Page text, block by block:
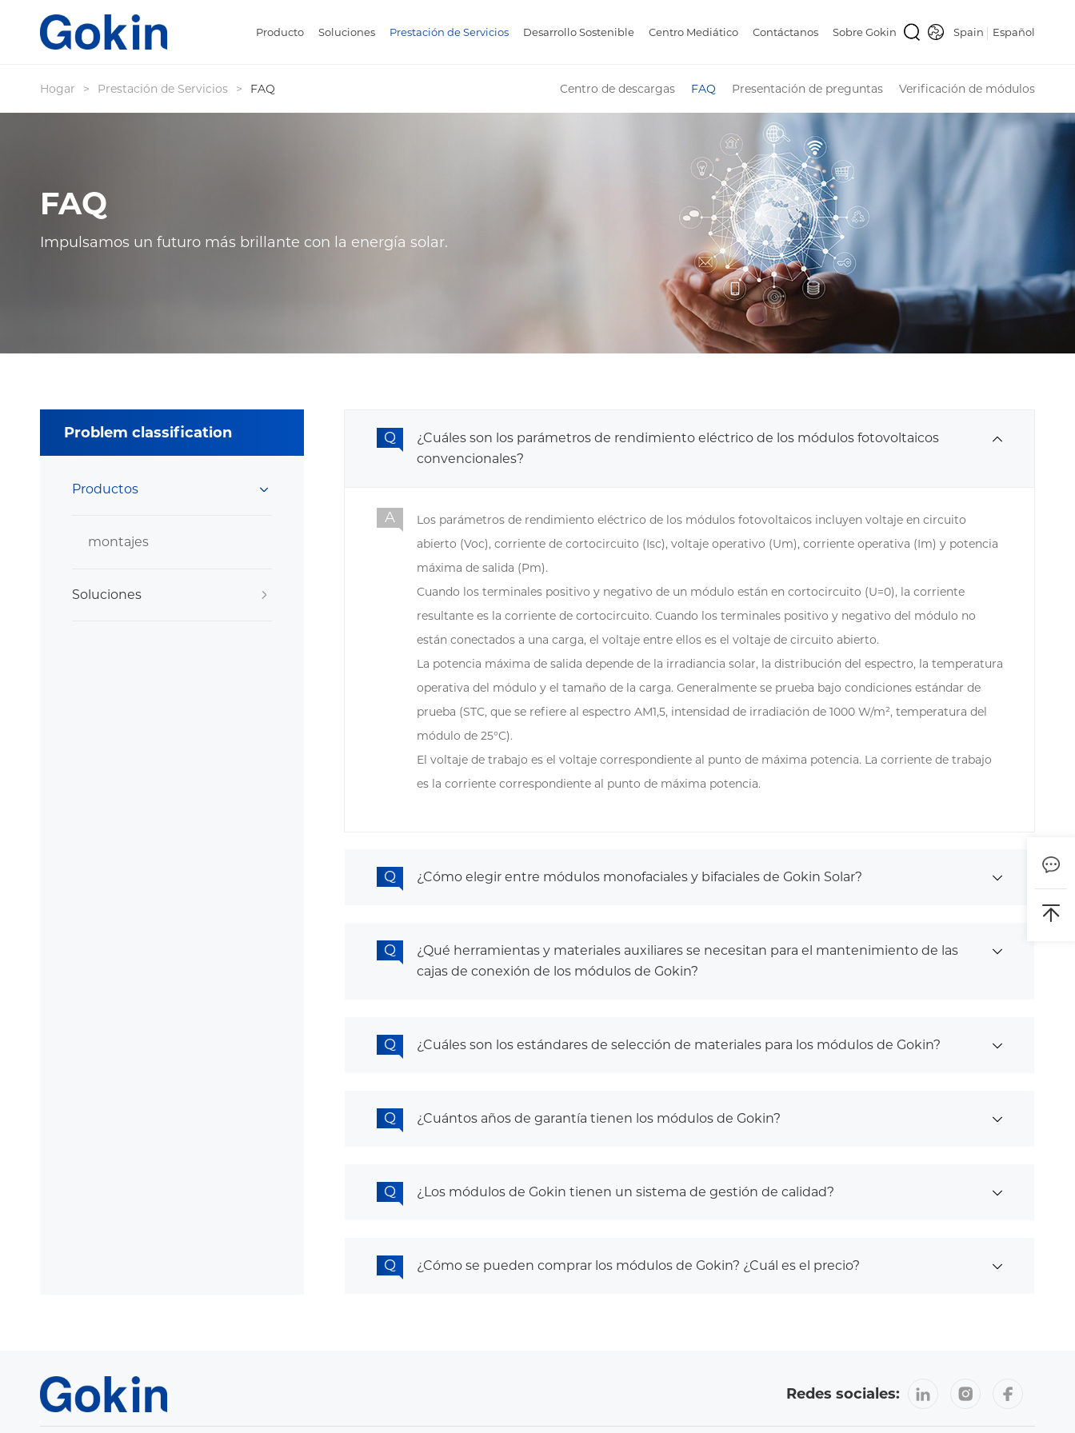
Producto Soluciones Prestación de Servicios Desarrollo Sostenible Centro Mediático Contáctanos Sobre Gokin Spain Español
Hogar > Prestación de Servicios > FAQ Centro de descargas FAQ Presentación de preguntas Verificación de módulos
FAQ
Impulsamos un futuro más brillante con la energía solar.
Problem classification
Productos
montajes
Soluciones
¿Cuáles son los parámetros de rendimiento eléctrico de los módulos fotovoltaicos
convencionales?
Los parámetros de rendimiento eléctrico de los módulos fotovoltaicos incluyen voltaje en circuito
abierto (Voc), corriente de cortocircuito (Isc), voltaje operativo (Um), corriente operativa (Im) y potencia
máxima de salida (Pm).
Cuando los terminales positivo y negativo de un módulo están en cortocircuito (U=0), la corriente
resultante es la corriente de cortocircuito. Cuando los terminales positivo y negativo del módulo no
están conectados a una carga, el voltaje entre ellos es el voltaje de circuito abierto.
La potencia máxima de salida depende de la irradiancia solar, la distribución del espectro, la temperatura
operativa del módulo y el tamaño de la carga. Generalmente se prueba bajo condiciones estándar de
prueba (STC, que se refiere al espectro AM1,5, intensidad de irradiación de 1000 W/m², temperatura del
módulo de 25°C).
El voltaje de trabajo es el voltaje correspondiente al punto de máxima potencia. La corriente de trabajo
es la corriente correspondiente al punto de máxima potencia.
¿Cómo elegir entre módulos monofaciales y bifaciales de Gokin Solar?
¿Qué herramientas y materiales auxiliares se necesitan para el mantenimiento de las
cajas de conexión de los módulos de Gokin?
¿Cuáles son los estándares de selección de materiales para los módulos de Gokin?
¿Cuántos años de garantía tienen los módulos de Gokin?
¿Los módulos de Gokin tienen un sistema de gestión de calidad?
¿Cómo se pueden comprar los módulos de Gokin? ¿Cuál es el precio?
Redes sociales: